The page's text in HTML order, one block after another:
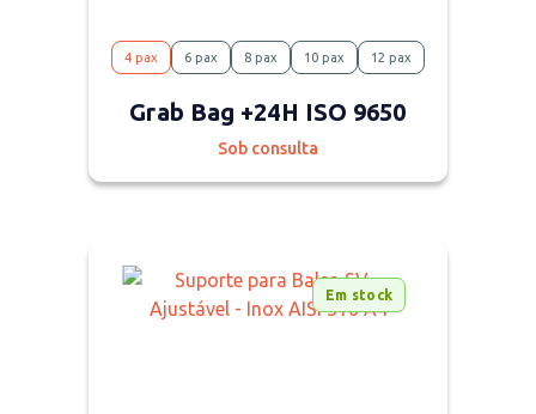
4 pax 6 pax 8 pax 10 pax 12 pax
Grab Bag +24H ISO 9650
Sob consulta
Em stock